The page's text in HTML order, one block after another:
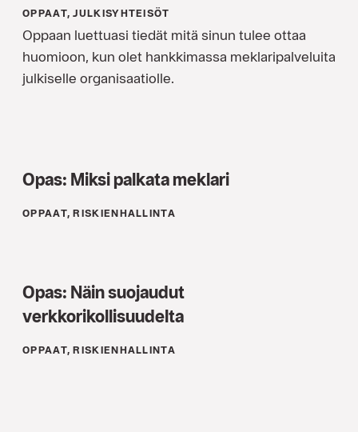
OPPAAT, JULKISYHTEISÖT
Oppaan luettuasi tiedät mitä sinun tulee ottaa
huomioon, kun olet hankkimassa meklaripalveluita
julkiselle organisaatiolle.
Opas: Miksi palkata meklari
OPPAAT, RISKIENHALLINTA
Opas: Näin suojaudut
verkkorikollisuudelta
OPPAAT, RISKIENHALLINTA